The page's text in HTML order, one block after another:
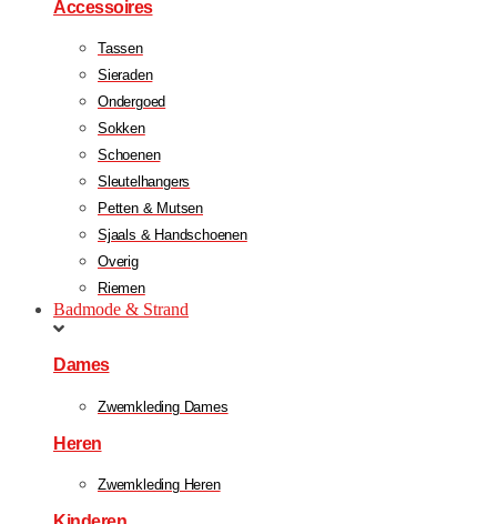
Accessoires
Tassen
Sieraden
Ondergoed
Sokken
Schoenen
Sleutelhangers
Petten & Mutsen
Sjaals & Handschoenen
Overig
Riemen
Badmode & Strand
Dames
Zwemkleding Dames
Heren
Zwemkleding Heren